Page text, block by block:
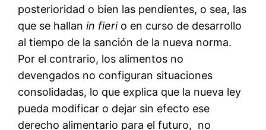
posterioridad o bien las pendientes, o sea, las
que se hallanin fierio en curso de desarrollo
al tiempo de la sanción de la nueva norma.
Por el contrario, los alimentos no
devengados no configuran situaciones
consolidadas, lo que explica que la nueva ley
pueda modificar o dejar sin efecto ese
derecho alimentario para el futuro, no